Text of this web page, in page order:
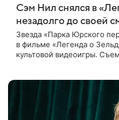
Сэм Нил снялся в
незадолго до своей
Звезда «Парка Юрского
в фильме «Легенда о
культовой видеоигры.